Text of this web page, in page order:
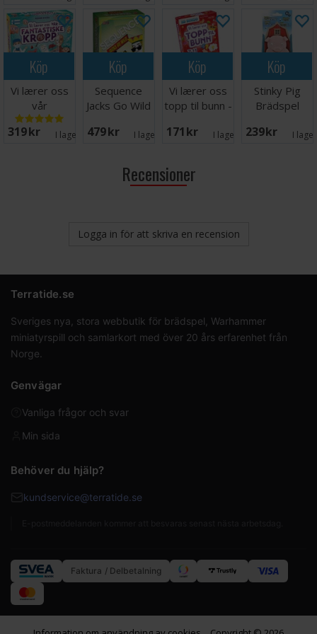
Köp
Vi lærer oss
vår
fantastiske
kropp
319 SEK I lager: 4
Köp
Sequence
Jacks Go Wild
479 SEK I lager:
Köp
Vi lærer oss
topp til bunn -
171 SEK I lager: 6
Köp
Stinky Pig
Brädspel
239 SEK I
Recensioner
Logga in för att skriva en recension
Terratide.se
Sveriges nya, stora webbutik för brädspel, Warhammer
miniatyrspill och samlarkort med över 20 års erfarenhet från
Norge.
Genvägar
Vanliga frågor och svar
Min sida
Behöver du hjälp?
kundservice@terratide.se
Faktura / Delbetalning